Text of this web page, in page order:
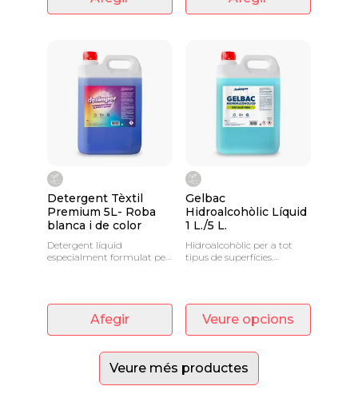
Detergent Tèxtil
Premium 5L- Roba
blanca i de color
Detergent líquid
especialment formulat per
Afegir
Gelbac
Hidroalcohòlic Líquid
1 L./5 L.
Hidroalcohòlic per a tot
tipus de superfícies.
Veure opcions
Veure més productes